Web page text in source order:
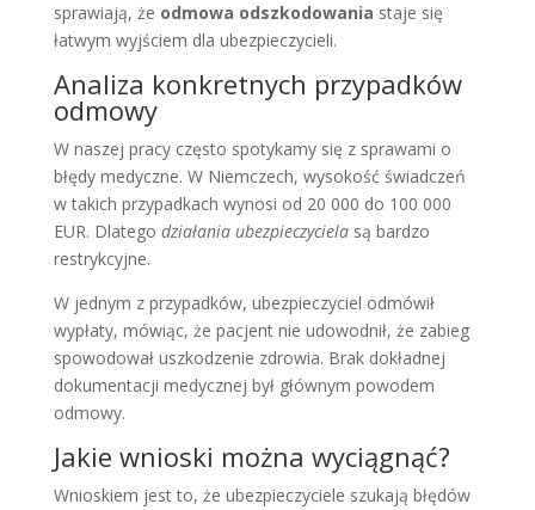
sprawiają, że odmowa odszkodowania staje się
łatwym wyjściem dla ubezpieczycieli.
Analiza konkretnych przypadków
odmowy
W naszej pracy często spotykamy się z sprawami o
błędy medyczne. W Niemczech, wysokość świadczeń
w takich przypadkach wynosi od 20 000 do 100 000
EUR. Dlatego działania ubezpieczycielasą bardzo
restrykcyjne.
W jednym z przypadków, ubezpieczyciel odmówił
wypłaty, mówiąc, że pacjent nie udowodnił, że zabieg
spowodował uszkodzenie zdrowia. Brak dokładnej
dokumentacji medycznej był głównym powodem
odmowy.
Jakie wnioski można wyciągnąć?
Wnioskiem jest to, że ubezpieczyciele szukają błędów